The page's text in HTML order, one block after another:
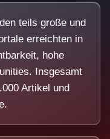
teils große und
erreichten in
hohe
Insgesamt
Artikel und